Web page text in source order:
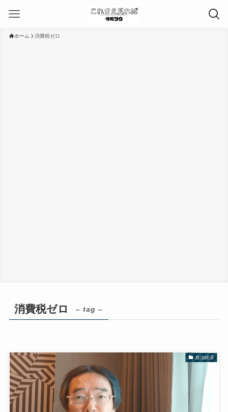
ホーム 消費税ゼロ
消費税ゼロ – tag –
政治経済